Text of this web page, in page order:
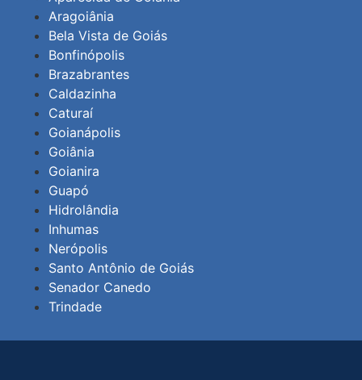
Aragoiânia
Bela Vista de Goiás
Bonfinópolis
Brazabrantes
Caldazinha
Caturaí
Goianápolis
Goiânia
Goianira
Guapó
Hidrolândia
Inhumas
Nerópolis
Santo Antônio de Goiás
Senador Canedo
Trindade